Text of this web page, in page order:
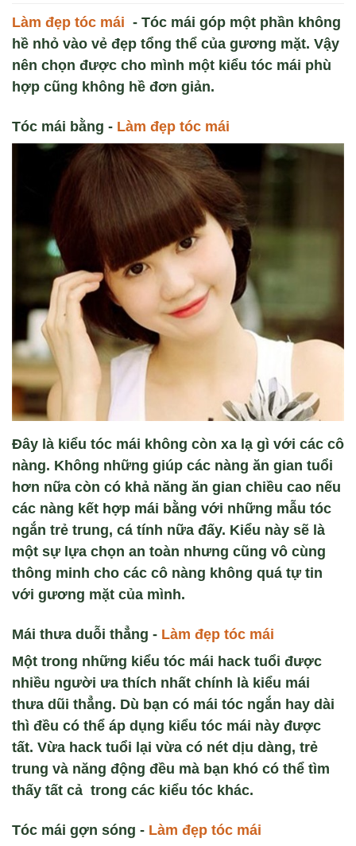
Làm đẹp tóc mái - Tóc mái góp một phần không
hề nhỏ vào vẻ đẹp tổng thể của gương mặt. Vậy
nên chọn được cho mình một kiểu tóc mái phù
hợp cũng không hề đơn giản.
Tóc mái bằng - Làm đẹp tóc mái
Đây là kiểu tóc mái không còn xa lạ gì với các cô
nàng. Không những giúp các nàng ăn gian tuổi
hơn nữa còn có khả năng ăn gian chiều cao nếu
các nàng kết hợp mái bằng với những mẫu tóc
ngắn trẻ trung, cá tính nữa đấy. Kiểu này sẽ là
một sự lựa chọn an toàn nhưng cũng vô cùng
thông minh cho các cô nàng không quá tự tin
với gương mặt của mình.
Mái thưa duỗi thẳng - Làm đẹp tóc mái
Một trong những kiểu tóc mái hack tuổi được
nhiều người ưa thích nhất chính là kiểu mái
thưa dũi thẳng. Dù bạn có mái tóc ngắn hay dài
thì đều có thể áp dụng kiểu tóc mái này được
tất. Vừa hack tuổi lại vừa có nét dịu dàng, trẻ
trung và năng động đều mà bạn khó có thể tìm
thấy tất cả trong các kiểu tóc khác.
Tóc mái gợn sóng - Làm đẹp tóc mái